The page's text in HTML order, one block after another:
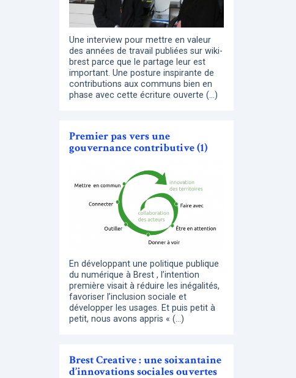
Une interview pour mettre en valeur
des années de travail publiées sur wiki-
brest parce que le partage leur est
important. Une posture inspirante de
contributions aux communs bien en
phase avec cette écriture ouverte (…)
Premier pas vers une
gouvernance contributive (1)
En développant une politique publique
du numérique à Brest , l’intention
première visait à réduire les inégalités,
favoriser l’inclusion sociale et
développer les usages. Et puis petit à
petit, nous avons appris « (…)
Brest Creative : une soixantaine
d’innovations sociales ouvertes